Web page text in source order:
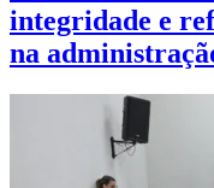
integridade e
na